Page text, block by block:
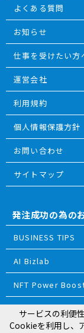
よくある質問
お知らせ
仕事を受けたい方
運営会社
利用規約
個人情報保護方針
お問い合わせ
サイトマップ
発注成功の為の
BUSINESS TIPS
AI Bizlab
NFT Power
サービスの利便
Cookieを利用し、